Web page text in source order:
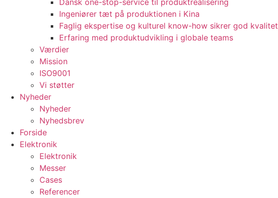
Dansk one-stop-service til produktrealisering
Ingeniører tæt på produktionen i Kina
Faglig ekspertise og kulturel know-how sikrer god kvalitet
Erfaring med produktudvikling i globale teams
Værdier
Mission
ISO9001
Vi støtter
Nyheder
Nyheder
Nyhedsbrev
Forside
Elektronik
Elektronik
Messer
Cases
Referencer